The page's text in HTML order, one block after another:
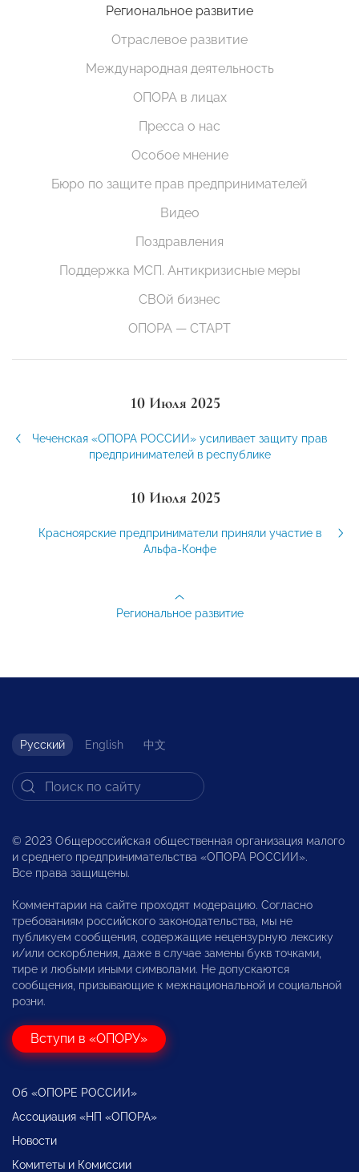
Региональное развитие
Отраслевое развитие
Международная деятельность
ОПОРА в лицах
Пресса о нас
Особое мнение
Бюро по защите прав предпринимателей
Видео
Поздравления
Поддержка МСП. Антикризисные меры
СВОй бизнес
ОПОРА — СТАРТ
10 Июля 2025
Чеченская «ОПОРА РОССИИ» усиливает защиту прав
предпринимателей в республике
10 Июля 2025
Красноярские предприниматели приняли участие в
Альфа-Конфе
Региональное развитие
Русский English 中文
© 2023 Общероссийская общественная организация малого
и среднего предпринимательства «ОПОРА РОССИИ».
Все права защищены.
Комментарии на сайте проходят модерацию. Согласно
требованиям российского законодательства, мы не
публикуем сообщения, содержащие нецензурную лексику
и/или оскорбления, даже в случае замены букв точками,
тире и любыми иными символами. Не допускаются
сообщения, призывающие к межнациональной и социальной
розни.
Вступи в «ОПОРУ»
Об «ОПОРЕ РОССИИ»
Ассоциация «НП «ОПОРА»
Новости
Комитеты и Комиссии